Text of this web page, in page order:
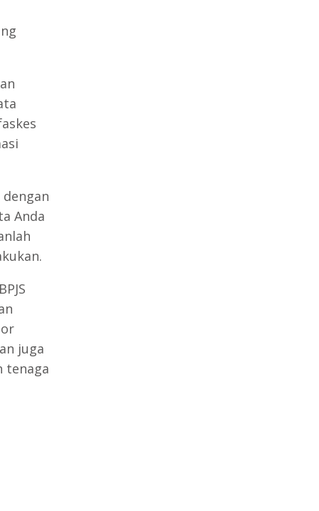
Anda
juga
tenaga